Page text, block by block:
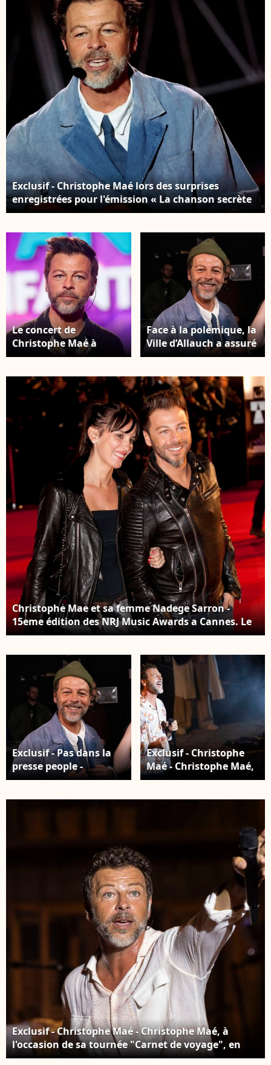
tournée "Carnet de
voyage", en concert au
Théâtre de verdure lors
du 40ème Festival de
Ramatuelle. © Cyril
Bruneau / Festival de
Ramatuelle /
Bestimage
août 2024 © Cyril
Bruneau / Festival de
Bestimage
Exclusif - Christophe Maé lors des surprises
enregistrées pour l'émission « La chanson secrète
N°14 », présentée par N. Aliagas et diffusée le 26
décembre 2025 JACOVIDES-MOREAU / BESTIMAGE
Le concert de
Christophe Maé à
Allauch a affiché
minutes seulement.
Christophe Maé -
Enregistrement de
l'émission "Ce soir on
chante pour les 100
ans des droits de
l'enfant, avec l'Unicef",
présentée par
E.Gossuin et J.Anthony.
© Christophe Clovis /
Bestimage
Face à la polémique, la
Ville d’Allauch a assuré
que la vente s'était
mêmes conditions
pour tous. Christophe
Mae - Backstage avec
les artistes pour les
surprises de
l'enregistrement de
l'émission "La chanson
secrète N°14",
présentée par
N.Aliagas. © Jacovides-
Moreau/Bestimage
Christophe Mae et sa femme Nadege Sarron -
15eme édition des NRJ Music Awards a Cannes. Le
14 décembre 2013 JLPPA / Bestimage
Exclusif - Pas dans la
presse people -
Christophe Mae - En
chanson secrète N°14
», présentée par N.
Aliagas et diffusée le
26 décembre sur TF1, à
Paris, France, le 9
décembre 2025. ©
Moreau/Bestimage
Exclusif - Christophe
Maé - Christophe Maé,
à l'occasion de sa
lors du 40e Festival de
août 2024 © Cyril
Bruneau / Festival de
Ramatuelle /
Bestimage
Exclusif - Christophe Maé - Christophe Maé, à
l'occasion de sa tournée "Carnet de voyage", en
concert au Théâtre de verdure lors du 40ème